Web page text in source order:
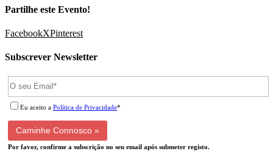
Partilhe este Evento!
FacebookXPinterest
Subscrever Newsletter
Eu aceito a Política de Privacidade*
Por favor, confirme a subscrição no seu email após submeter registo.